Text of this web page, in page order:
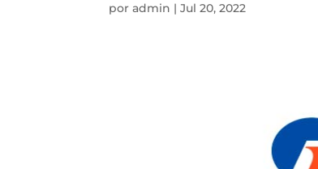
poradmin |Jul 20, 2022